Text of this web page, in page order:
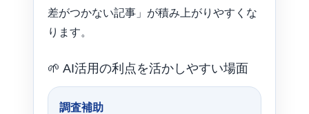
差がつかない記事」が積み上がりやすくな
ります。
🌱 AI活用の利点を活かしやすい場面
調査補助